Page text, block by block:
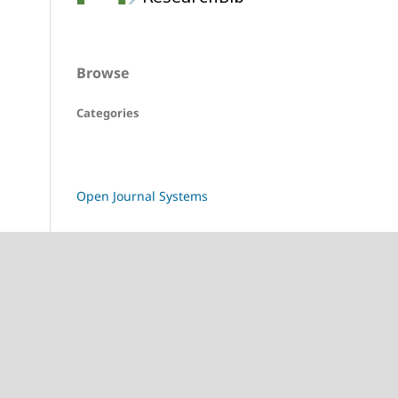
Browse
Categories
Open Journal Systems